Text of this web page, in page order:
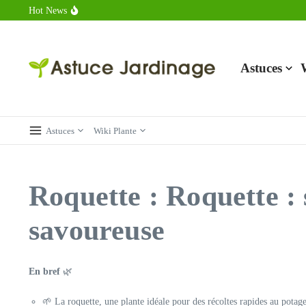
Aller au contenu
Hot News
Combien de calories dans un croque monsieur en 2025 ?
Astuces
Astuces Wiki Plante
Roquette : Roquette :
savoureuse
En bref 🌿
🌱 La roquette, une plante idéale pour des récoltes rapides au